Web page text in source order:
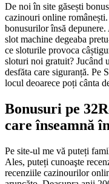
De noi în site găsești
cazinouri online
bonusurilor însă
slot machine degeaba
ce sloturile provoca
sloturi noi gratuit? Jucând
desfăta care siguranță. Pe
locul deoarece poți cânta
Bonusuri pe
care înseamnă
Pe site-ul me vă puteți
Ales, puteți cunoaşte
recenziile cazinourilor